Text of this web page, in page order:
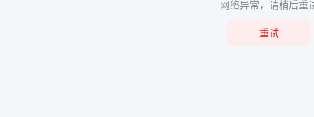
网络异常，请稍后重
重试